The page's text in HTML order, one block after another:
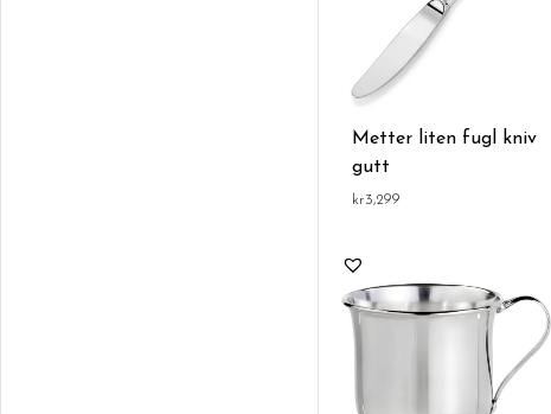
Metter liten fugl kniv
gutt
kr3,299